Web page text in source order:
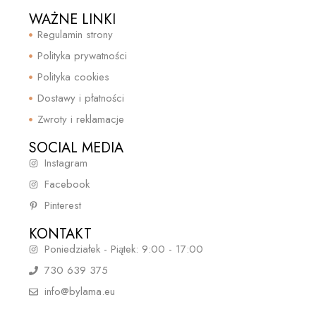
WAŻNE LINKI
Regulamin strony
Polityka prywatności
Polityka cookies
Dostawy i płatności
Zwroty i reklamacje
SOCIAL MEDIA
Instagram
Facebook
Pinterest
KONTAKT
Poniedziałek - Piątek: 9:00 - 17:00
730 639 375
info@bylama.eu